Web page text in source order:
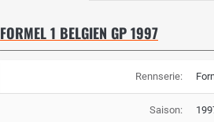
FORMEL 1 BELGIEN GP 1997
Rennserie:
Saison: